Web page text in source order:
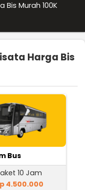
Bis Murah 100K
Harga Bis
Bus
10 Jam
4.500.000